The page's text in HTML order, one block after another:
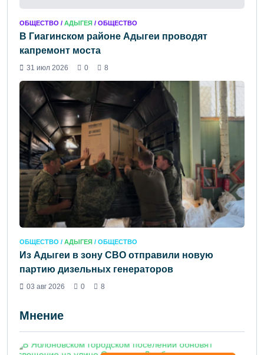
ОБЩЕСТВО / АДЫГЕЯ / ОБЩЕСТВО
В Гиагинском районе Адыгеи проводят
капремонт моста
31 июл 2026 0 8
ОБЩЕСТВО / АДЫГЕЯ / ОБЩЕСТВО
Из Адыгеи в зону СВО отправили новую
партию дизельных генераторов
03 авг 2026 0 8
Мнение